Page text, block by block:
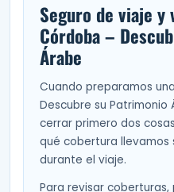
Seguro de viaje y
Córdoba –
Árabe
Cuando preparamos
Descubre su Patrimonio
cerrar primero dos
qué cobertura llevamos
durante el viaje.
Para revisar